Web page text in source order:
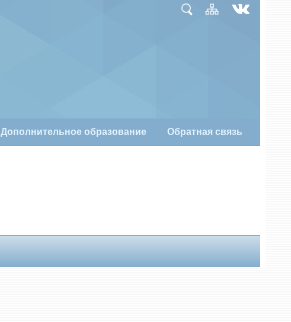
Дополнительное образование Обратная связь